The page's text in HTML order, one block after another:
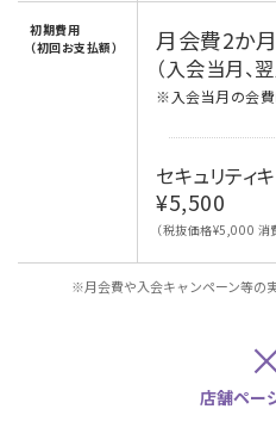
初期費用
（初回お支払額）
月会費2か
（入会当月、
※入会当月の会費
セキュリティ
¥5,500
（税抜価格¥5,000 消
※月会費や入会キャンペーン等の
店舗ペー